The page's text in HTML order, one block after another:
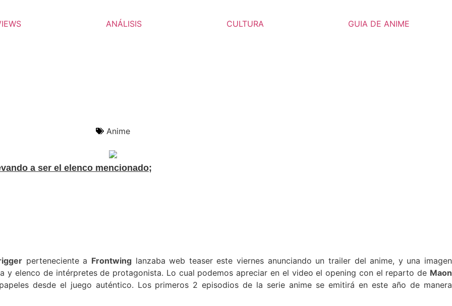
ANÁLISIS CULTURA GUIA DE ANIME
Anime
a ser el elenco mencionado;
perteneciente a Frontwinglanzaba web teaser este viernes anunciando un trailer del anime, y una imagen
y elenco de intérpretes de protagonista. Lo cual podemos apreciar en el video el opening con el reparto de Maon
desde el juego auténtico. Los primeros 2 episodios de la serie anime se emitirá en este año de manera